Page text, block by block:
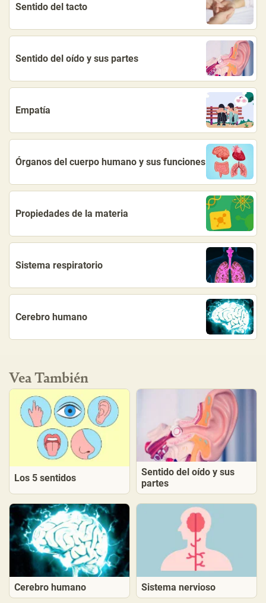
Sentido del tacto
Sentido del oído y sus partes
Empatía
Órganos del cuerpo humano y sus funciones
Propiedades de la materia
Sistema respiratorio
Cerebro humano
Vea También
Los 5 sentidos
Sentido del oído y sus
partes
Cerebro humano Sistema nervioso